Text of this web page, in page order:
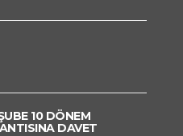
10 DÖNEM
DAVET